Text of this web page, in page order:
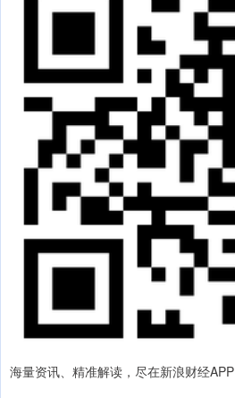
海量资讯、精准解读，尽在新浪财经APP